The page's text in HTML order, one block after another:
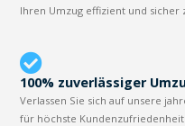
Ihren Umzug effizient und sicher
100% zuverlässiger
Verlassen Sie sich auf unsere
für höchste